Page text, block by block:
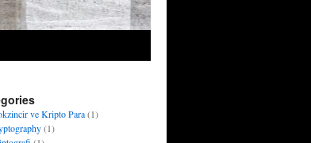
ve Kripto Para(1)
(1)